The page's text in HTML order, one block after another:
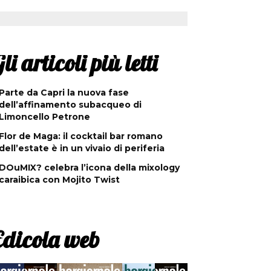
articoli più letti
da Capri la nuova fase
subacqueo di
Petrone
de Maga: il cocktail bar romano
è in un vivaio di periferia
celebra l’icona della mixology
con Mojito Twist
web